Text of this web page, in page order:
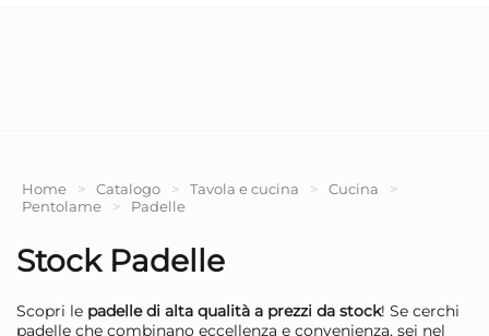
Home > Catalogo > Tavola e cucina > Cucina
>
Pentolame
> Padelle
Stock Padelle
Scopri le padelle di alta qualità a prezzi da stock! Se cerchi
padelle che combinano eccellenza e convenienza, sei nel